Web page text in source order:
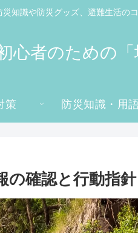
災知識や防災グッズ、避難生活の
心者のための「
策 防災知識・用語
の確認と行動指針